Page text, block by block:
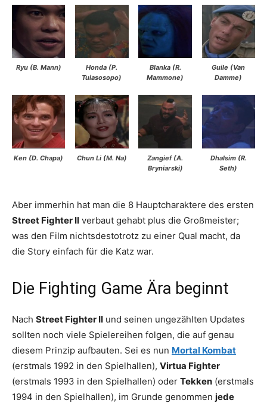
Ryu (B. Mann)
Honda (P.
Tuiasosopo)
Blanka (R.
Mammone)
Guile (Van
Damme)
Ken (D. Chapa) Chun Li (M. Na)
Zangief (A.
Bryniarski)
Dhalsim (R.
Seth)
Aber immerhin hat man die 8 Hauptcharaktere des ersten
Street Fighter II verbaut gehabt plus die Großmeister;
was den Film nichtsdestotrotz zu einer Qual macht, da
die Story einfach für die Katz war.
Die Fighting Game Ära beginnt
Nach Street Fighter II und seinen ungezählten Updates
sollten noch viele Spielereihen folgen, die auf genau
diesem Prinzip aufbauten. Sei es nun Mortal Kombat
(erstmals 1992 in den Spielhallen), Virtua Fighter
(erstmals 1993 in den Spielhallen) oder Tekken (erstmals
1994 in den Spielhallen), im Grunde genommen jede